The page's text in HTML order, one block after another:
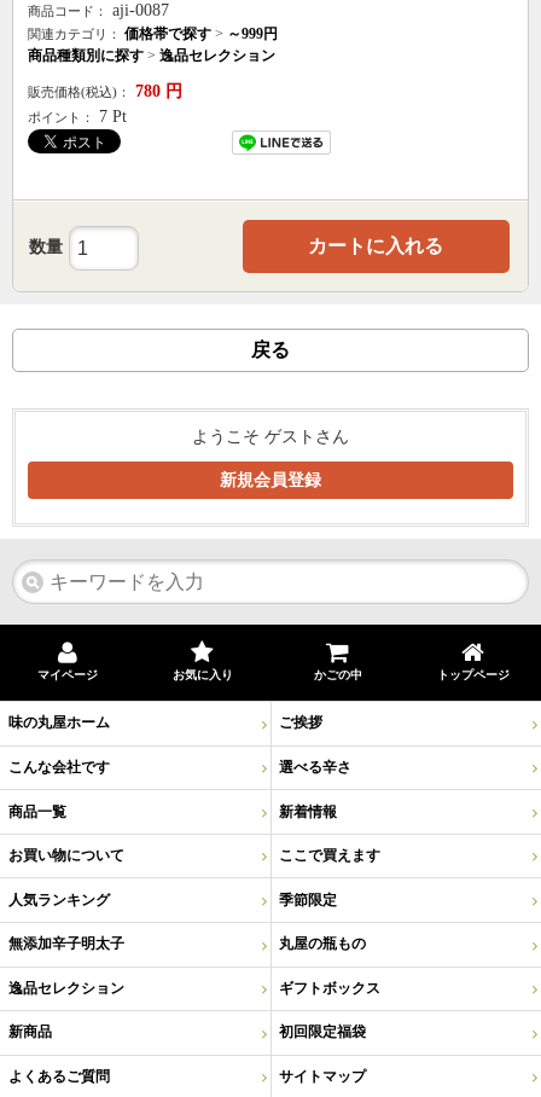
商品コード： aji-0087
関連カテゴリ： 価格帯で探す > ～999円
商品種類別に探す > 逸品セレクション
販売価格(税込)： 780 円
ポイント： 7 Pt
数量 カートに入れる
戻る
ようこそ ゲストさん
新規会員登録
マイページ お気に入り かごの中 トップページ
味の丸屋ホーム ご挨拶
こんな会社です 選べる辛さ
商品一覧 新着情報
お買い物について ここで買えます
人気ランキング 季節限定
無添加辛子明太子 丸屋の瓶もの
逸品セレクション ギフトボックス
新商品 初回限定福袋
よくあるご質問 サイトマップ